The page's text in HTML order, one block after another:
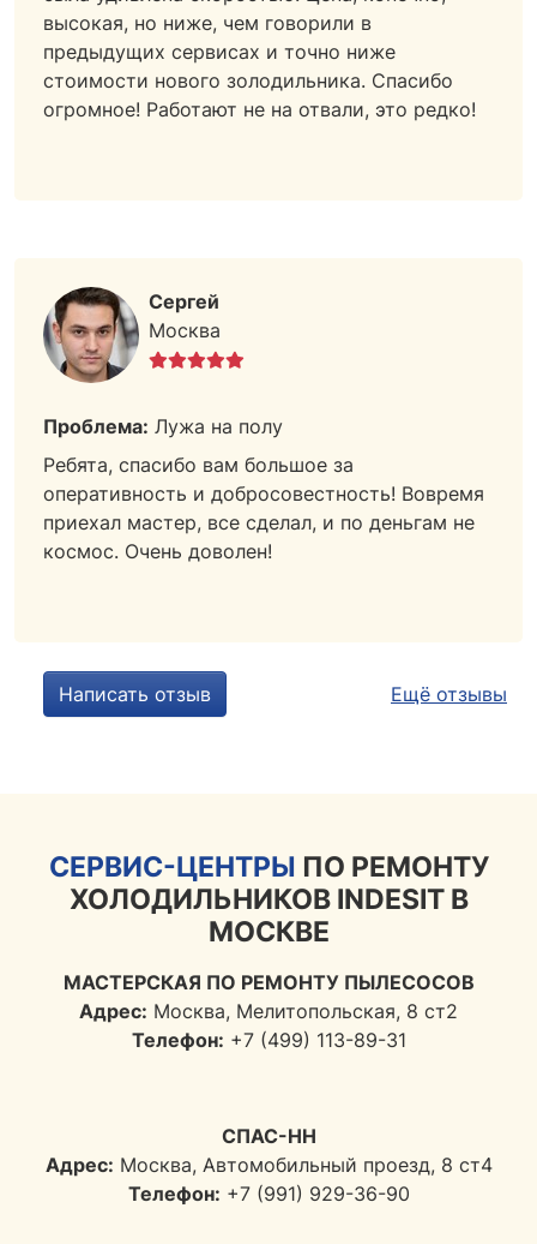
высокая, но ниже, чем говорили в
предыдущих сервисах и точно ниже
стоимости нового золодильника. Спасибо
огромное! Работают не на отвали, это редко!
Сергей
Москва
Проблема: Лужа на полу
Ребята, спасибо вам большое за
оперативность и добросовестность! Вовремя
приехал мастер, все сделал, и по деньгам не
космос. Очень доволен!
Написать отзыв Ещё отзывы
СЕРВИС-ЦЕНТРЫ ПО РЕМОНТУ
ХОЛОДИЛЬНИКОВ INDESIT В
МОСКВЕ
МАСТЕРСКАЯ ПО РЕМОНТУ ПЫЛЕСОСОВ
Адрес: Москва, Мелитопольская, 8 ст2
Телефон: +7 (499) 113-89-31
СПАС-НН
Адрес: Москва, Автомобильный проезд, 8 ст4
Телефон: +7 (991) 929-36-90